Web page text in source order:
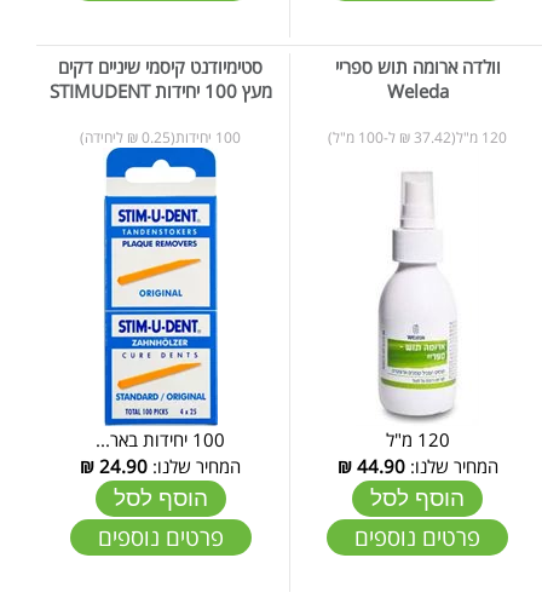
וולדה ארומה תוש ספריי
Weleda
120 מ"ל(37.42 ₪ ל-100 מ"ל)
120 מ"ל
המחיר שלנו:44.90
₪
הוסף לסל
פרטים נוספים
סטימיודנט קיסמי שיניים דקים
מעץ 100 יחידות STIMUDENT
100 יחידות(0.25 ₪ ליחידה)
100 יחידות באר...
המחיר שלנו: 24.90
₪
הוסף לסל
פרטים נוספים